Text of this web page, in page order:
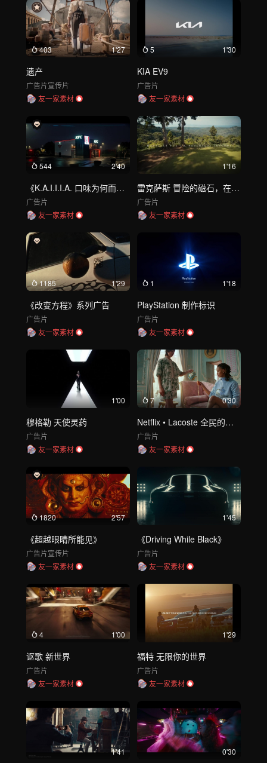
403 1'27
遗产
广告片宣传片
友一家素材
5 1'30
KIA EV9
广告片
友一家素材
544 2'40
《K.A.I.I.I.A. 口味为何而有》
广告片
友一家素材
1'16
雷克萨斯 冒险的磁石，在NX中如鱼得水
广告片
友一家素材
1185 1'29
《改变方程》系列广告
广告片
友一家素材
1 1'18
PlayStation 制作标识
广告片
友一家素材
1'00
穆格勒 天使灵药
广告片
友一家素材
7 0'30
Netflix • Lacoste 全民的收藏
广告片
友一家素材
1820 2'57
《超越眼睛所能见》
广告片宣传片
友一家素材
1'45
《Driving While Black》
广告片
友一家素材
4 1'00
讴歌 新世界
广告片
友一家素材
1'29
福特 无限你的世界
广告片
友一家素材
1'41 0'30